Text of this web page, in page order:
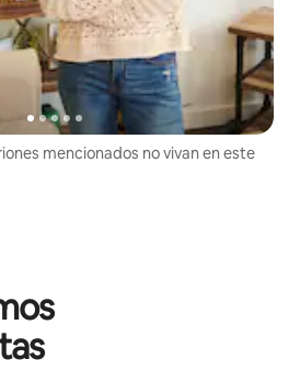
mencionados no vivan en este